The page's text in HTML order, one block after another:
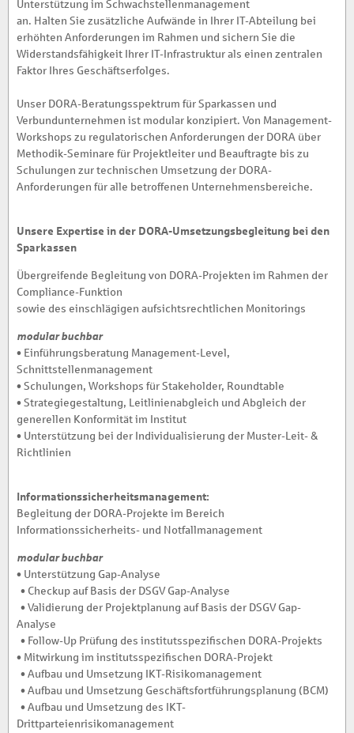
Unterstützung im Schwachstellenmanagement
an. Halten Sie zusätzliche Aufwände in Ihrer IT-Abteilung bei
erhöhten Anforderungen im Rahmen und sichern Sie die
Widerstandsfähigkeit Ihrer IT-Infrastruktur als einen zentralen
Faktor Ihres Geschäftserfolges.
Unser DORA-Beratungsspektrum für Sparkassen und
Verbundunternehmen ist modular konzipiert. Von Management-
Workshops zu regulatorischen Anforderungen der DORA über
Methodik-Seminare für Projektleiter und Beauftragte bis zu
Schulungen zur technischen Umsetzung der DORA-
Anforderungen für alle betroffenen Unternehmensbereiche.
Unsere Expertise in der DORA-Umsetzungsbegleitung bei den
Sparkassen
Übergreifende Begleitung von DORA-Projekten im Rahmen der
Compliance-Funktion
sowie des einschlägigen aufsichtsrechtlichen Monitorings
modular buchbar
• Einführungsberatung Management-Level,
Schnittstellenmanagement
• Schulungen, Workshops für Stakeholder, Roundtable
• Strategiegestaltung, Leitlinienabgleich und Abgleich der
generellen Konformität im Institut
• Unterstützung bei der Individualisierung der Muster-Leit- &
Richtlinien
Informationssicherheitsmanagement:
Begleitung der DORA-Projekte im Bereich
Informationssicherheits- und Notfallmanagement
modular buchbar
• Unterstützung Gap-Analyse
• Checkup auf Basis der DSGV Gap-Analyse
• Validierung der Projektplanung auf Basis der DSGV Gap-
Analyse
• Follow-Up Prüfung des institutsspezifischen DORA-Projekts
• Mitwirkung im institutsspezifischen DORA-Projekt
• Aufbau und Umsetzung IKT-Risikomanagement
• Aufbau und Umsetzung Geschäftsfortführungsplanung (BCM)
• Aufbau und Umsetzung des IKT-
Drittparteienrisikomanagement